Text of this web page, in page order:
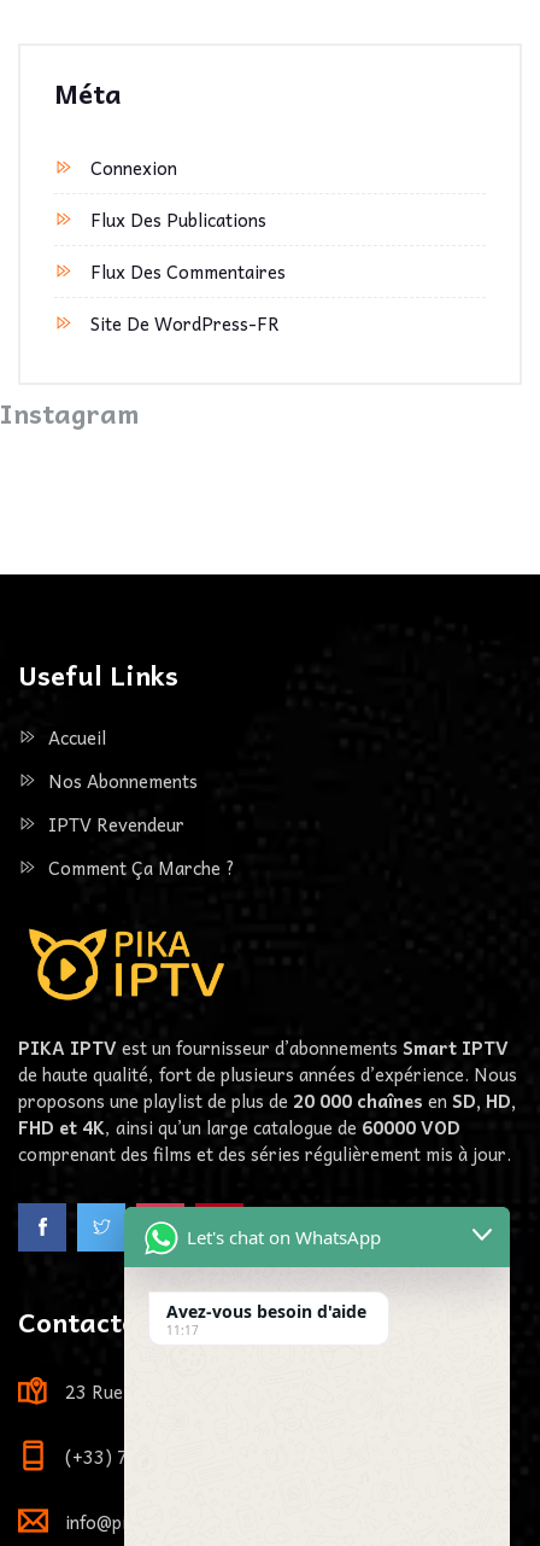
Méta
Connexion
Flux Des Publications
Flux Des Commentaires
Site De WordPress-FR
Instagram
Useful Links
Accueil
Nos Abonnements
IPTV Revendeur
Comment Ça Marche ?
PIKA IPTVest un fournisseur d’abonnements Smart IPTV
de haute qualité, fort de plusieurs années d’expérience. Nous
proposons une playlist de plus de 20 000 chaînes en SD, HD,
FHD et 4K, ainsi qu’un large catalogue de 60000VOD
comprenant des films et des séries régulièrement mis à jour.
Contactez-Nous
23 Rue Louis Viardot, 21000 Dijon, France
(+33) 7 73 81 71 29
info@pikaiptv.me
Let's chat on WhatsApp
Avez-vous besoin d'aide
11:17